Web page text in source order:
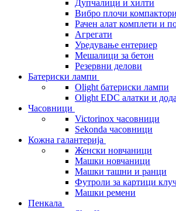
Дупчалици и хилти
Вибро плочи компактори
Рачен алат комплети и
Агрегати
Уредување ентериер
Мешалици за бетон
Резервни делови
Батериски лампи
Olight батериски лампи
Olight EDC алатки и
Часовници
Victorinox часовници
Sekonda часовници
Кожна галантерија
Женски новчаници
Машки новчаници
Машки ташни и ранци
Футроли за картици
Машки ремени
Пенкала